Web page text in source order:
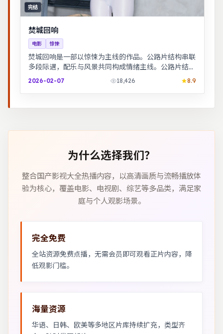
完结
焚城回响
电影 惊悚
焚城回响是一部以惊悚为主线的作品。公路片结构串联
多段际遇，配乐与风景共同构成情绪主线。公路片结构
串联多段际遇，配乐与风景共同构成情绪主线。
2026-02-07 18,426 8.9
为什么选择我们？
整合国产影视大全热播内容，以高清画质与流畅播放体
验为核心，覆盖电影、电视剧、综艺等多品类，满足家
庭与个人观影场景。
完全免费
全站资源免费点播，无需会员即可观看正片内容，降
低观影门槛。
海量资源
华语、日韩、欧美等多地区片库持续扩充，类型齐